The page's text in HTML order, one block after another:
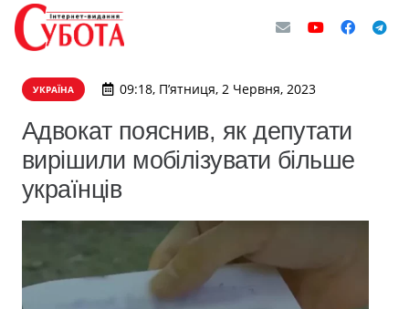
УКРАЇНА 09:18, П’ятниця, 2 Червня, 2023
Адвокат пояснив, як депутати
вирішили мобілізувати більше
українців